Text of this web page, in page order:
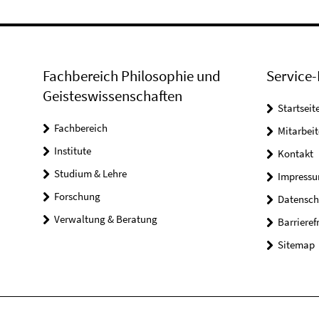
Fachbereich Philosophie und
Geisteswissenschaften
Fachbereich
Institute
Studium & Lehre
Forschung
Verwaltung & Beratung
Kontakt
Sitemap